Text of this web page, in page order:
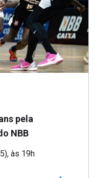
pela
NBB
às 19h